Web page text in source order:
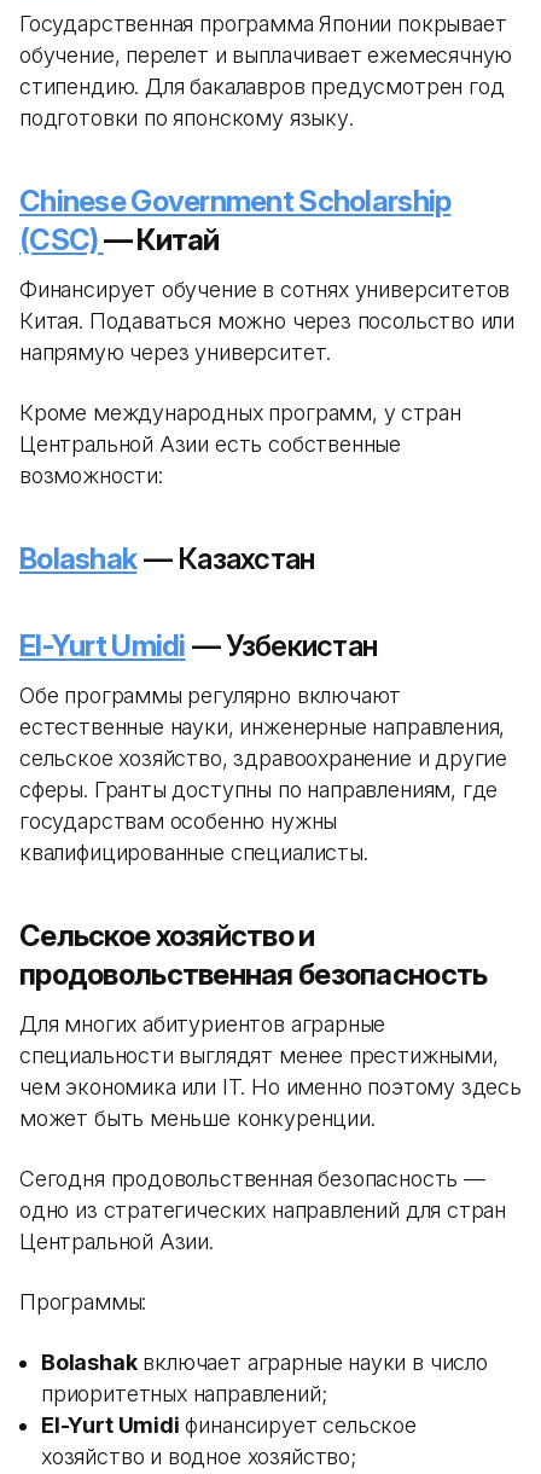
Государственная программа Японии покрывает
обучение, перелет и выплачивает ежемесячную
стипендию. Для бакалавров предусмотрен год
подготовки по японскому языку.
Chinese Government Scholarship
(CSC)— Китай
Финансирует обучение в сотнях университетов
Китая. Подаваться можно через посольство или
напрямую через университет.
Кроме международных программ, у стран
Центральной Азии есть собственные
возможности:
Bolashak— Казахстан
El-Yurt Umidi — Узбекистан
Обе программы регулярно включают
естественные науки, инженерные направления,
сельское хозяйство, здравоохранение и другие
сферы. Гранты доступны по направлениям, где
государствам особенно нужны
квалифицированные специалисты.
Сельское хозяйство и
продовольственная безопасность
Для многих абитуриентов аграрные
специальности выглядят менее престижными,
чем экономика или IT. Но именно поэтому здесь
может быть меньше конкуренции.
Сегодня продовольственная безопасность —
одно из стратегических направлений для стран
Центральной Азии.
Программы:
Bolashakвключает аграрные науки в число
приоритетных направлений;
El-Yurt Umidi финансирует сельское
хозяйство и водное хозяйство;